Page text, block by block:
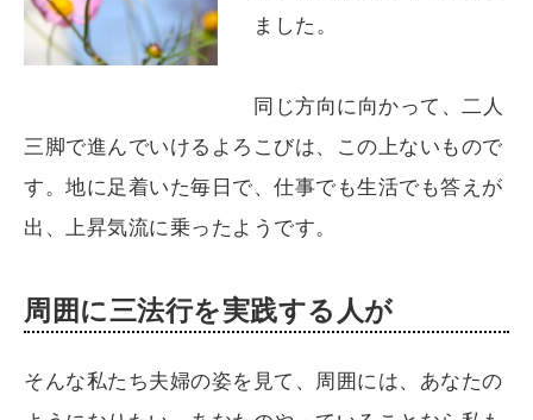
ました。
同じ方向に向かって、二人
三脚で進んでいけるよろこびは、この上ないもので
す。地に足着いた毎日で、仕事でも生活でも答えが
出、上昇気流に乗ったようです。
周囲に三法行を実践する人が
そんな私たち夫婦の姿を見て、周囲には、あなたの